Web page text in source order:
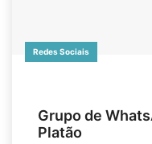
Redes Sociais
Grupo de
Platão